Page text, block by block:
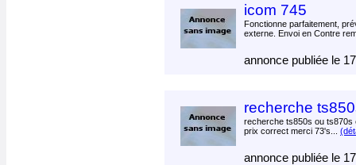
icom 745
Fonctionne parfaitement,
externe. Envoi en Contre
annonce publiée le
recherche
recherche ts850s ou ts870s
prix correct merci 73's...
annonce publiée le